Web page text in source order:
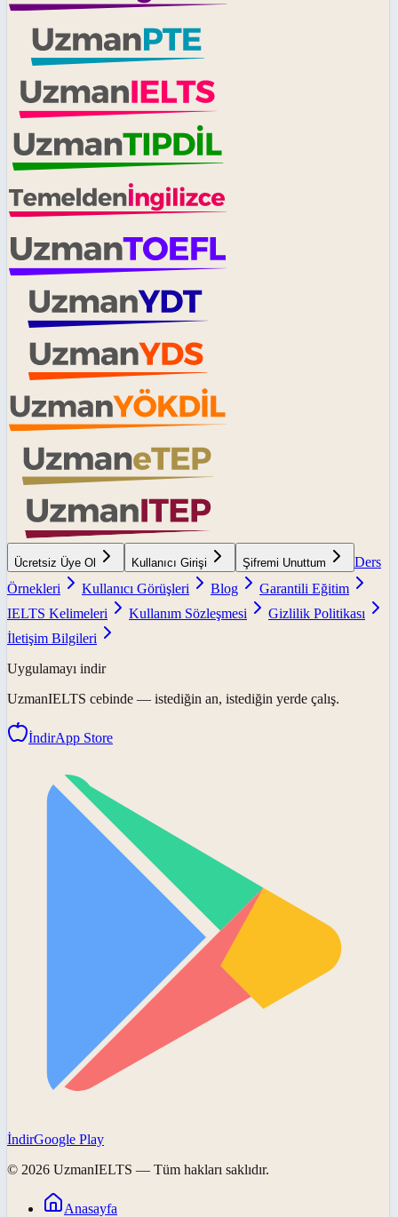
Ücretsiz Üye Ol Kullanıcı Girişi Şifremi Unuttum
Ders
Örnekleri
Kullanıcı Görüşleri Blog
Garantili Eğitim
IELTS Kelimeleri
Kullanım Sözleşmesi
Gizlilik Politikası
İletişim Bilgileri
Uygulamayı indir
UzmanIELTS cebinde — istediğin an, istediğin yerde çalış.
İndirApp Store
İndirGoogle Play
© 2026 UzmanIELTS — Tüm hakları saklıdır.
Anasayfa